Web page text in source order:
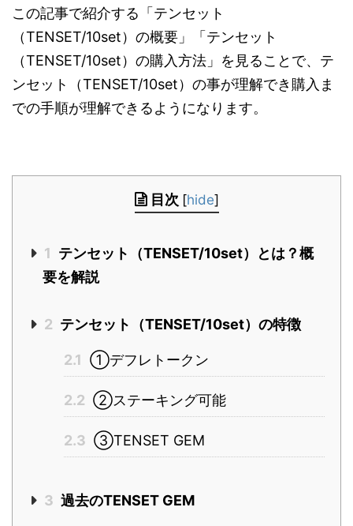
この記事で紹介する「テンセット
（TENSET/10set）の概要」「テンセット
（TENSET/10set）の購入方法」を見ることで、テ
ンセット（TENSET/10set）の事が理解でき購入ま
での手順が理解できるようになります。
目次 [hide]
1 テンセット（TENSET/10set）とは？概
要を解説
2 テンセット（TENSET/10set）の特徴
2.1 ①デフレトークン
2.2 ②ステーキング可能
2.3 ③TENSET GEM
3 過去のTENSET GEM